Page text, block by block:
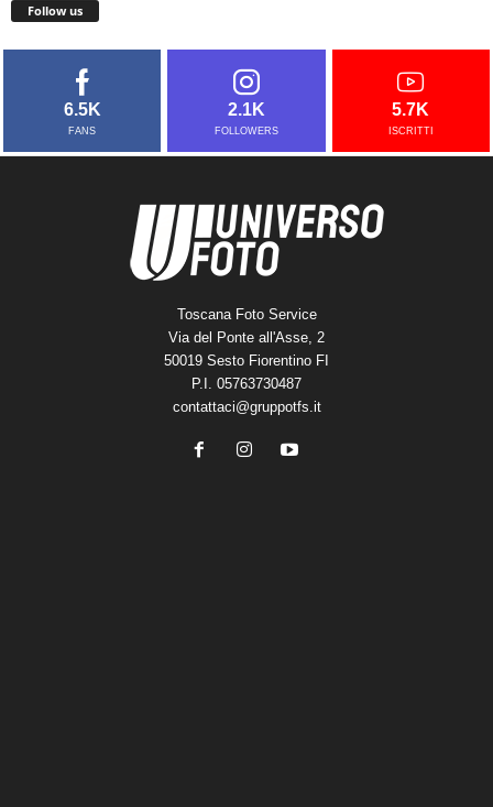
Follow us
6.5K
FANS
2.1K
FOLLOWERS
5.7K
ISCRITTI
Toscana Foto Service
Via del Ponte all'Asse, 2
50019 Sesto Fiorentino FI
P.I. 05763730487
contattaci@gruppotfs.it